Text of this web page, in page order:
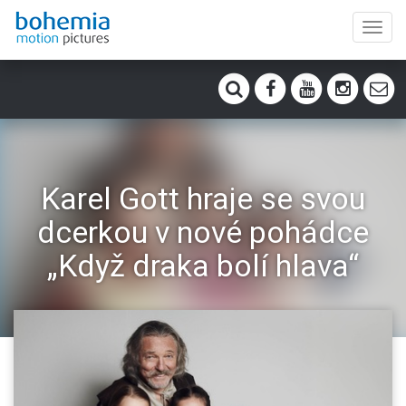
Karel Gott hraje se svou
dcerkou v nové pohádce
„Když draka bolí hlava“